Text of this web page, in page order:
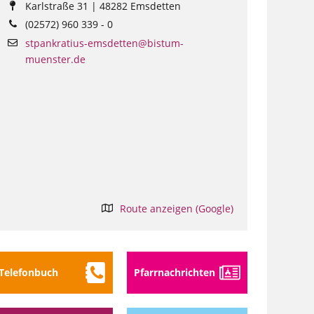
Karlstraße 31 | 48282 Emsdetten
(02572) 960 339 - 0
stpankratius-emsdetten@bistum-
muenster.de
Route anzeigen (Google)
Pfarr­nach­richten